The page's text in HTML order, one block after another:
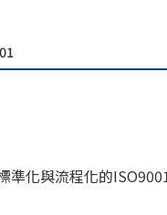
準化與流程化的